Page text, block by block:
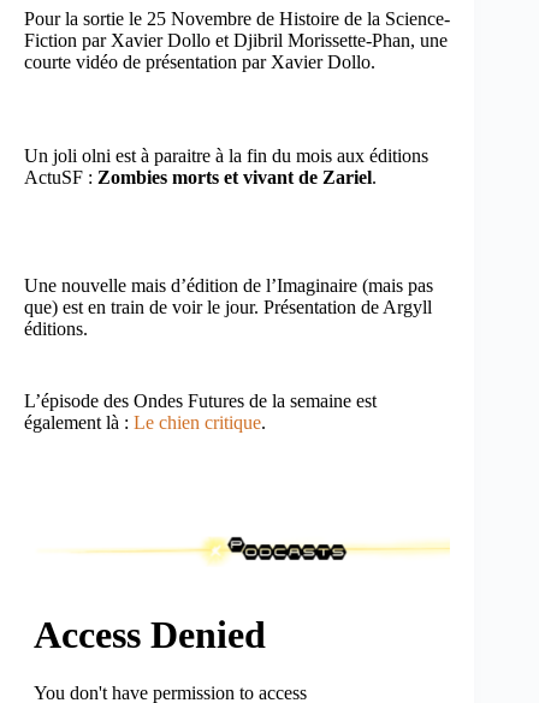
Pour la sortie le 25 Novembre de Histoire de la Science-
Fiction par Xavier Dollo et Djibril Morissette-Phan, une
courte vidéo de présentation par Xavier Dollo.
Un joli olni est à paraitre à la fin du mois aux éditions
ActuSF : Zombies morts et vivant de Zariel.
Une nouvelle mais d’édition de l’Imaginaire (mais pas
que) est en train de voir le jour. Présentation de Argyll
éditions.
L’épisode des Ondes Futures de la semaine est
également là : Le chien critique.